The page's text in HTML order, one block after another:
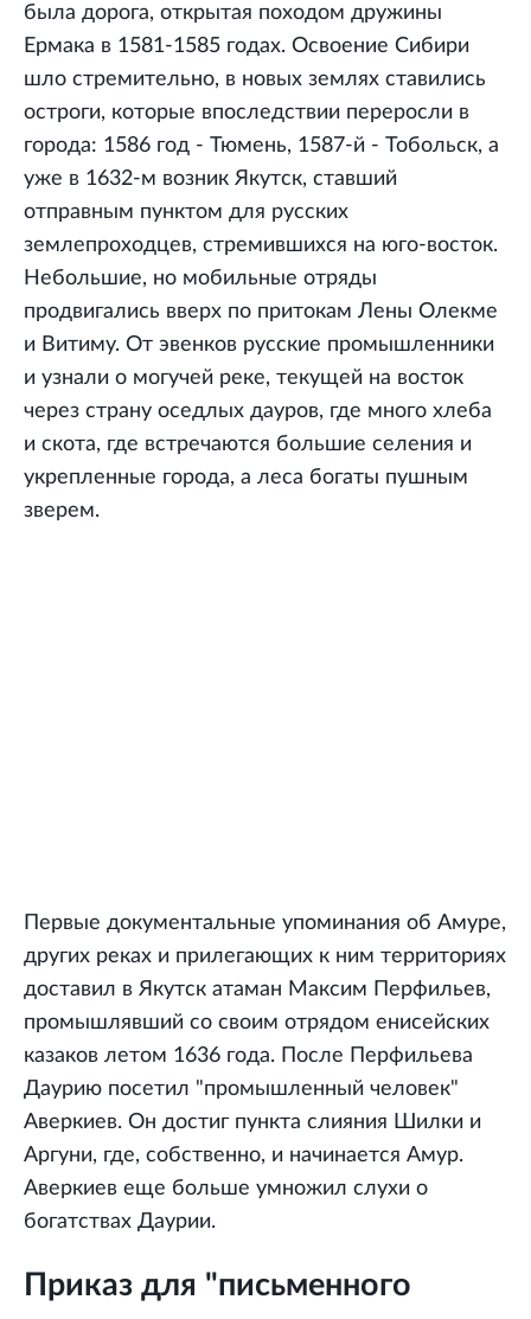
была дорога, открытая походом дружины
Ермака в 1581-1585 годах. Освоение Сибири
шло стремительно, в новых землях ставились
остроги, которые впоследствии переросли в
города: 1586 год - Тюмень, 1587-й - Тобольск, а
уже в 1632-м возник Якутск, ставший
отправным пунктом для русских
землепроходцев, стремившихся на юго-восток.
Небольшие, но мобильные отряды
продвигались вверх по притокам Лены Олекме
и Витиму. От эвенков русские промышленники
и узнали о могучей реке, текущей на восток
через страну оседлых дауров, где много хлеба
и скота, где встречаются большие селения и
укрепленные города, а леса богаты пушным
зверем.
Первые документальные упоминания об Амуре,
других реках и прилегающих к ним территориях
доставил в Якутск атаман Максим Перфильев,
промышлявший со своим отрядом енисейских
казаков летом 1636 года. После Перфильева
Даурию посетил "промышленный человек"
Аверкиев. Он достиг пункта слияния Шилки и
Аргуни, где, собственно, и начинается Амур.
Аверкиев еще больше умножил слухи о
богатствах Даурии.
Приказ для "письменного